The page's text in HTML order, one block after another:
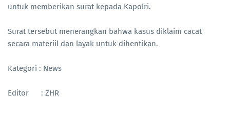
untuk memberikan surat kepada Kapolri.
Surat tersebut menerangkan bahwa kasus diklaim cacat
secara materiil dan layak untuk dihentikan.
Kategori : News
Editor : ZHR